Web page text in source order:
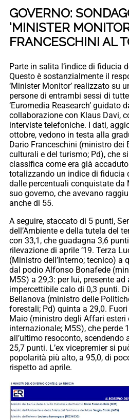
GOVERNO:
‘MINISTER
FRANCESCHINI AL
Parte in salita l’indice di fiducia
Questo è sostanzialmente il
‘Minister Monitor’ realizzato su
persone di entrambi sessi di
‘Euromedia Reasearch’ guidato
collaborazione con Klaus Davi,
interviste telefoniche. I dati,
ottobre, vedono in testa alla
Dario Franceschini (ministro dei
culturali e del turismo; Pd), che
classifica come era già
totalizzando un indice di fiducia
dalle percentuali conquistate da
suo governo, che avevano
anche di 55.
A seguire, staccato di 5 punti,
dell’Ambiente e della tutela del
con 33,1, che guadagna 3,6
rilevazione di aprile ’19. Terza
(Ministro dell’Interno; tecnico) a
dal podio Alfonso Bonafede
M5S) a 29,3: per lui, presente ad
impercettibile calo di 0,3 punti.
Bellanova (ministro delle
forestali; Pd) quinta a 29,0.
Maio (ministro degli Affari esteri
internazionale; M5S), che perde
all’ultimo resoconto, scendendo
25,7 punti. L’ex vicepremier si
popolarità più alto, a 95,0, di
rispetto ad aprile.